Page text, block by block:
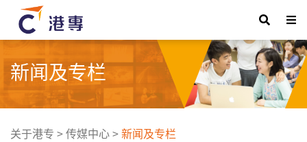
新闻及专栏
关于港专 >传媒中心>新闻及专栏